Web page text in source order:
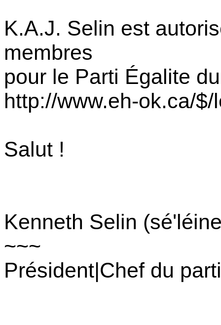
K.A.J. Selin est
membres
pour le Parti Égalite
http://www.eh-ok.ca/
Salut !
Kenneth Selin
~~~
Président|Chef du parti